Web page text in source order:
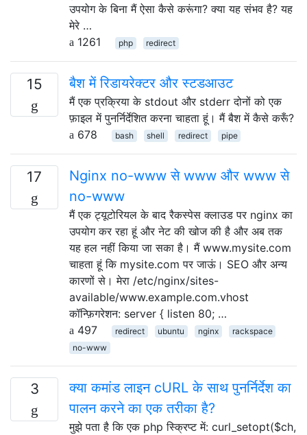
उपयोग के बिना मैं ऐसा कैसे करूंगा? क्या यह संभव है? यह
मेरे …
1261
php redirect
15 बैश में रिडायरेक्टर और स्टडआउट
मैं एक प्रक्रिया के stdout और stderr दोनों को एक
फ़ाइल में पुनर्निर्देशित करना चाहता हूं। मैं बैश में कैसे करूँ?
678
bash shell redirect pipe
17
Nginx no-www से www और www से
no-www
मैं एक ट्यूटोरियल के बाद रैकस्पेस क्लाउड पर nginx का
उपयोग कर रहा हूं और नेट की खोज की है और अब तक
यह हल नहीं किया जा सका है। मैं www.mysite.com
चाहता हूं कि mysite.com पर जाऊं। SEO और अन्य
कारणों से। मेरा /etc/nginx/sites-
available/www.example.com.vhost
कॉन्फ़िगरेशन: server { listen 80; …
497
redirect ubuntu nginx
rackspace
no-www
3
क्या कमांड लाइन cURL के साथ पुनर्निर्देश का
पालन करने का एक तरीका है?
मुझे पता है कि एक php स्क्रिप्ट में: curl_setopt($ch,